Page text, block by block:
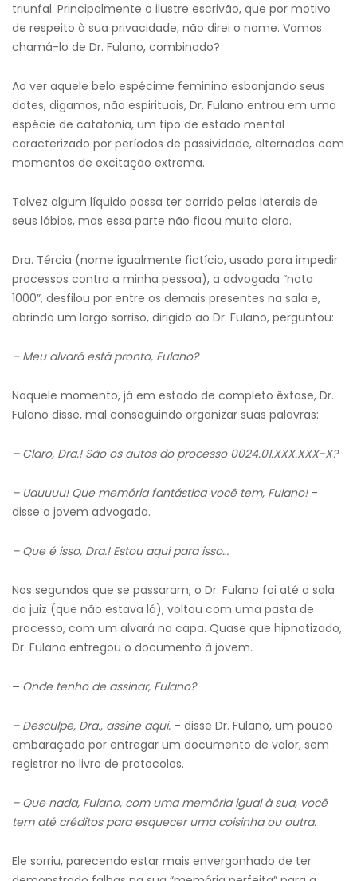
triunfal. Principalmente o ilustre escrivão, que por motivo
de respeito à sua privacidade, não direi o nome. Vamos
chamá-lo de Dr. Fulano, combinado?
Ao ver aquele belo espécime feminino esbanjando seus
dotes, digamos, não espirituais, Dr. Fulano entrou em uma
espécie de catatonia, um tipo de estado mental
caracterizado por períodos de passividade, alternados com
momentos de excitação extrema.
Talvez algum líquido possa ter corrido pelas laterais de
seus lábios, mas essa parte não ficou muito clara.
Dra. Tércia (nome igualmente fictício, usado para impedir
processos contra a minha pessoa), a advogada “nota
1000”, desfilou por entre os demais presentes na sala e,
abrindo um largo sorriso, dirigido ao Dr. Fulano, perguntou:
– Meu alvará está pronto, Fulano?
Naquele momento, já em estado de completo êxtase, Dr.
Fulano disse, mal conseguindo organizar suas palavras:
– Claro, Dra.! São os autos do processo 0024.01.XXX.XXX-X?
– Uauuuu! Que memória fantástica você tem, Fulano! –
disse a jovem advogada.
– Que é isso, Dra.! Estou aqui para isso…
Nos segundos que se passaram, o Dr. Fulano foi até a sala
do juiz (que não estava lá), voltou com uma pasta de
processo, com um alvará na capa. Quase que hipnotizado,
Dr. Fulano entregou o documento à jovem.
– Onde tenho de assinar, Fulano?
– Desculpe, Dra., assine aqui. – disse Dr. Fulano, um pouco
embaraçado por entregar um documento de valor, sem
registrar no livro de protocolos.
– Que nada, Fulano, com uma memória igual à sua, você
tem até créditos para esquecer uma coisinha ou outra.
Ele sorriu, parecendo estar mais envergonhado de ter